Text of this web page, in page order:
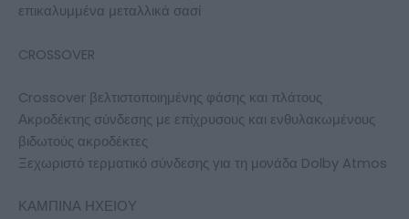
επικαλυμμένα μεταλλικά σασί
CROSSOVER
Crossover βελτιστοποιημένης φάσης και πλάτους
Ακροδέκτης σύνδεσης με επίχρυσους και ενθυλακωμένους
βιδωτούς ακροδέκτες
Ξεχωριστό τερματικό σύνδεσης για τη μονάδα Dolby Atmos
ΚΑΜΠΙΝΑ ΗΧΕΙΟΥ